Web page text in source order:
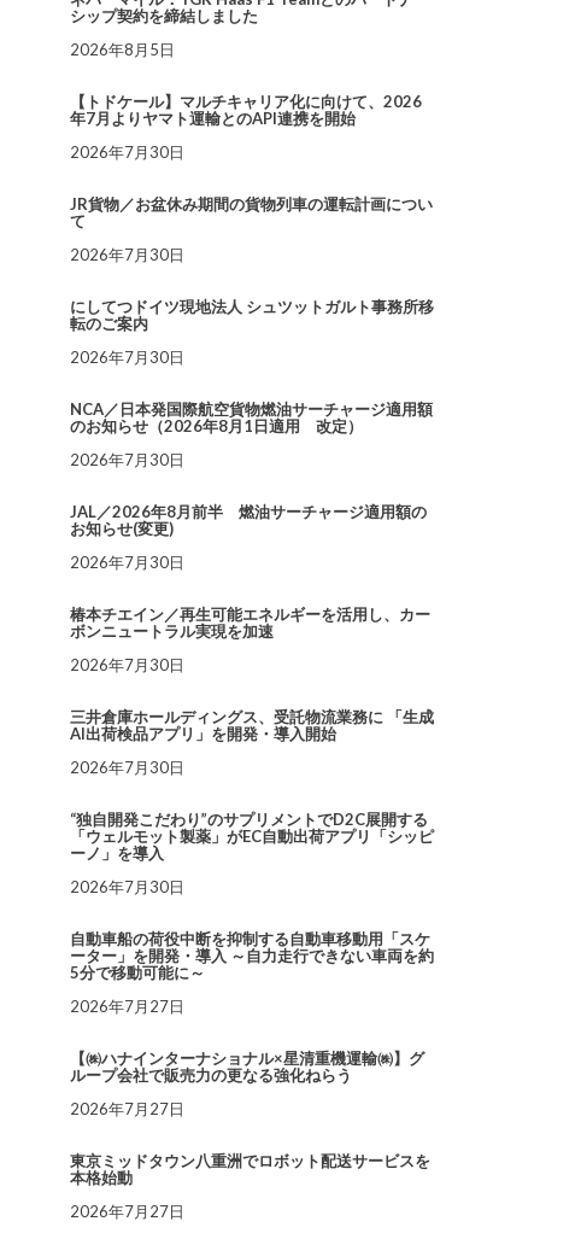
シップ契約を締結しました
2026年8月5日
【トドケール】マルチキャリア化に向けて、2026
年7月よりヤマト運輸とのAPI連携を開始
2026年7月30日
JR貨物／お盆休み期間の貨物列車の運転計画につい
て
2026年7月30日
にしてつドイツ現地法人 シュツットガルト事務所移
転のご案内
2026年7月30日
NCA／日本発国際航空貨物燃油サーチャージ適用額
のお知らせ（2026年8月1日適用 改定）
2026年7月30日
JAL／2026年8月前半 燃油サーチャージ適用額の
お知らせ(変更)
2026年7月30日
椿本チエイン／再生可能エネルギーを活用し、カー
ボンニュートラル実現を加速
2026年7月30日
三井倉庫ホールディングス、受託物流業務に 「生成
AI出荷検品アプリ」を開発・導入開始
2026年7月30日
“独自開発こだわり”のサプリメントでD2C展開する
「ウェルモット製薬」がEC自動出荷アプリ「シッピ
ーノ」を導入
2026年7月30日
自動車船の荷役中断を抑制する自動車移動用「スケ
ーター」を開発・導入 ～自力走行できない車両を約
5分で移動可能に～
2026年7月27日
【㈱ハナインターナショナル×星清重機運輸㈱】グ
ループ会社で販売力の更なる強化ねらう
2026年7月27日
東京ミッドタウン八重洲でロボット配送サービスを
本格始動
2026年7月27日